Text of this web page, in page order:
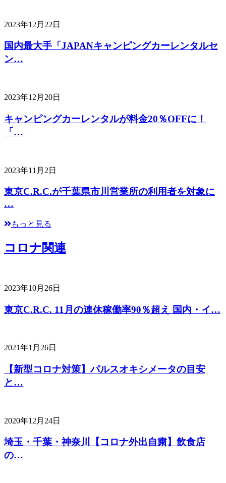
2023年12月22日
国内最大手「JAPANキャンピングカーレンタルセ
ン…
2023年12月20日
キャンピングカーレンタルが料金20％OFFに！
「…
2023年11月2日
東京C.R.C.が千葉県市川営業所の利用者を対象に
…
もっと見る
コロナ関連
2023年10月26日
東京C.R.C. 11月の連休稼働率90％超え 国内・イ…
2021年1月26日
【新型コロナ対策】パルスオキシメータの目安
と…
2020年12月24日
埼玉・千葉・神奈川【コロナ外出自粛】飲食店
の…